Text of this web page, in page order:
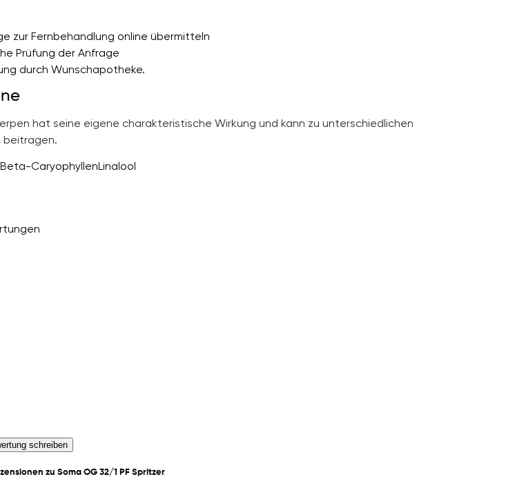
zur Fernbehandlung online übermitteln
Prüfung der Anfrage
durch Wunschapotheke.
hat seine eigene charakteristische Wirkung und kann zu unterschiedlichen
beitragen.
Beta-CaryophyllenLinalool
schreiben
zu Soma OG 32/1 PF Spritzer